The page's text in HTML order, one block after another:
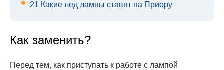
21 Какие лед лампы ставят на Приору
Как заменить?
Перед тем, как приступать к работе с лампой